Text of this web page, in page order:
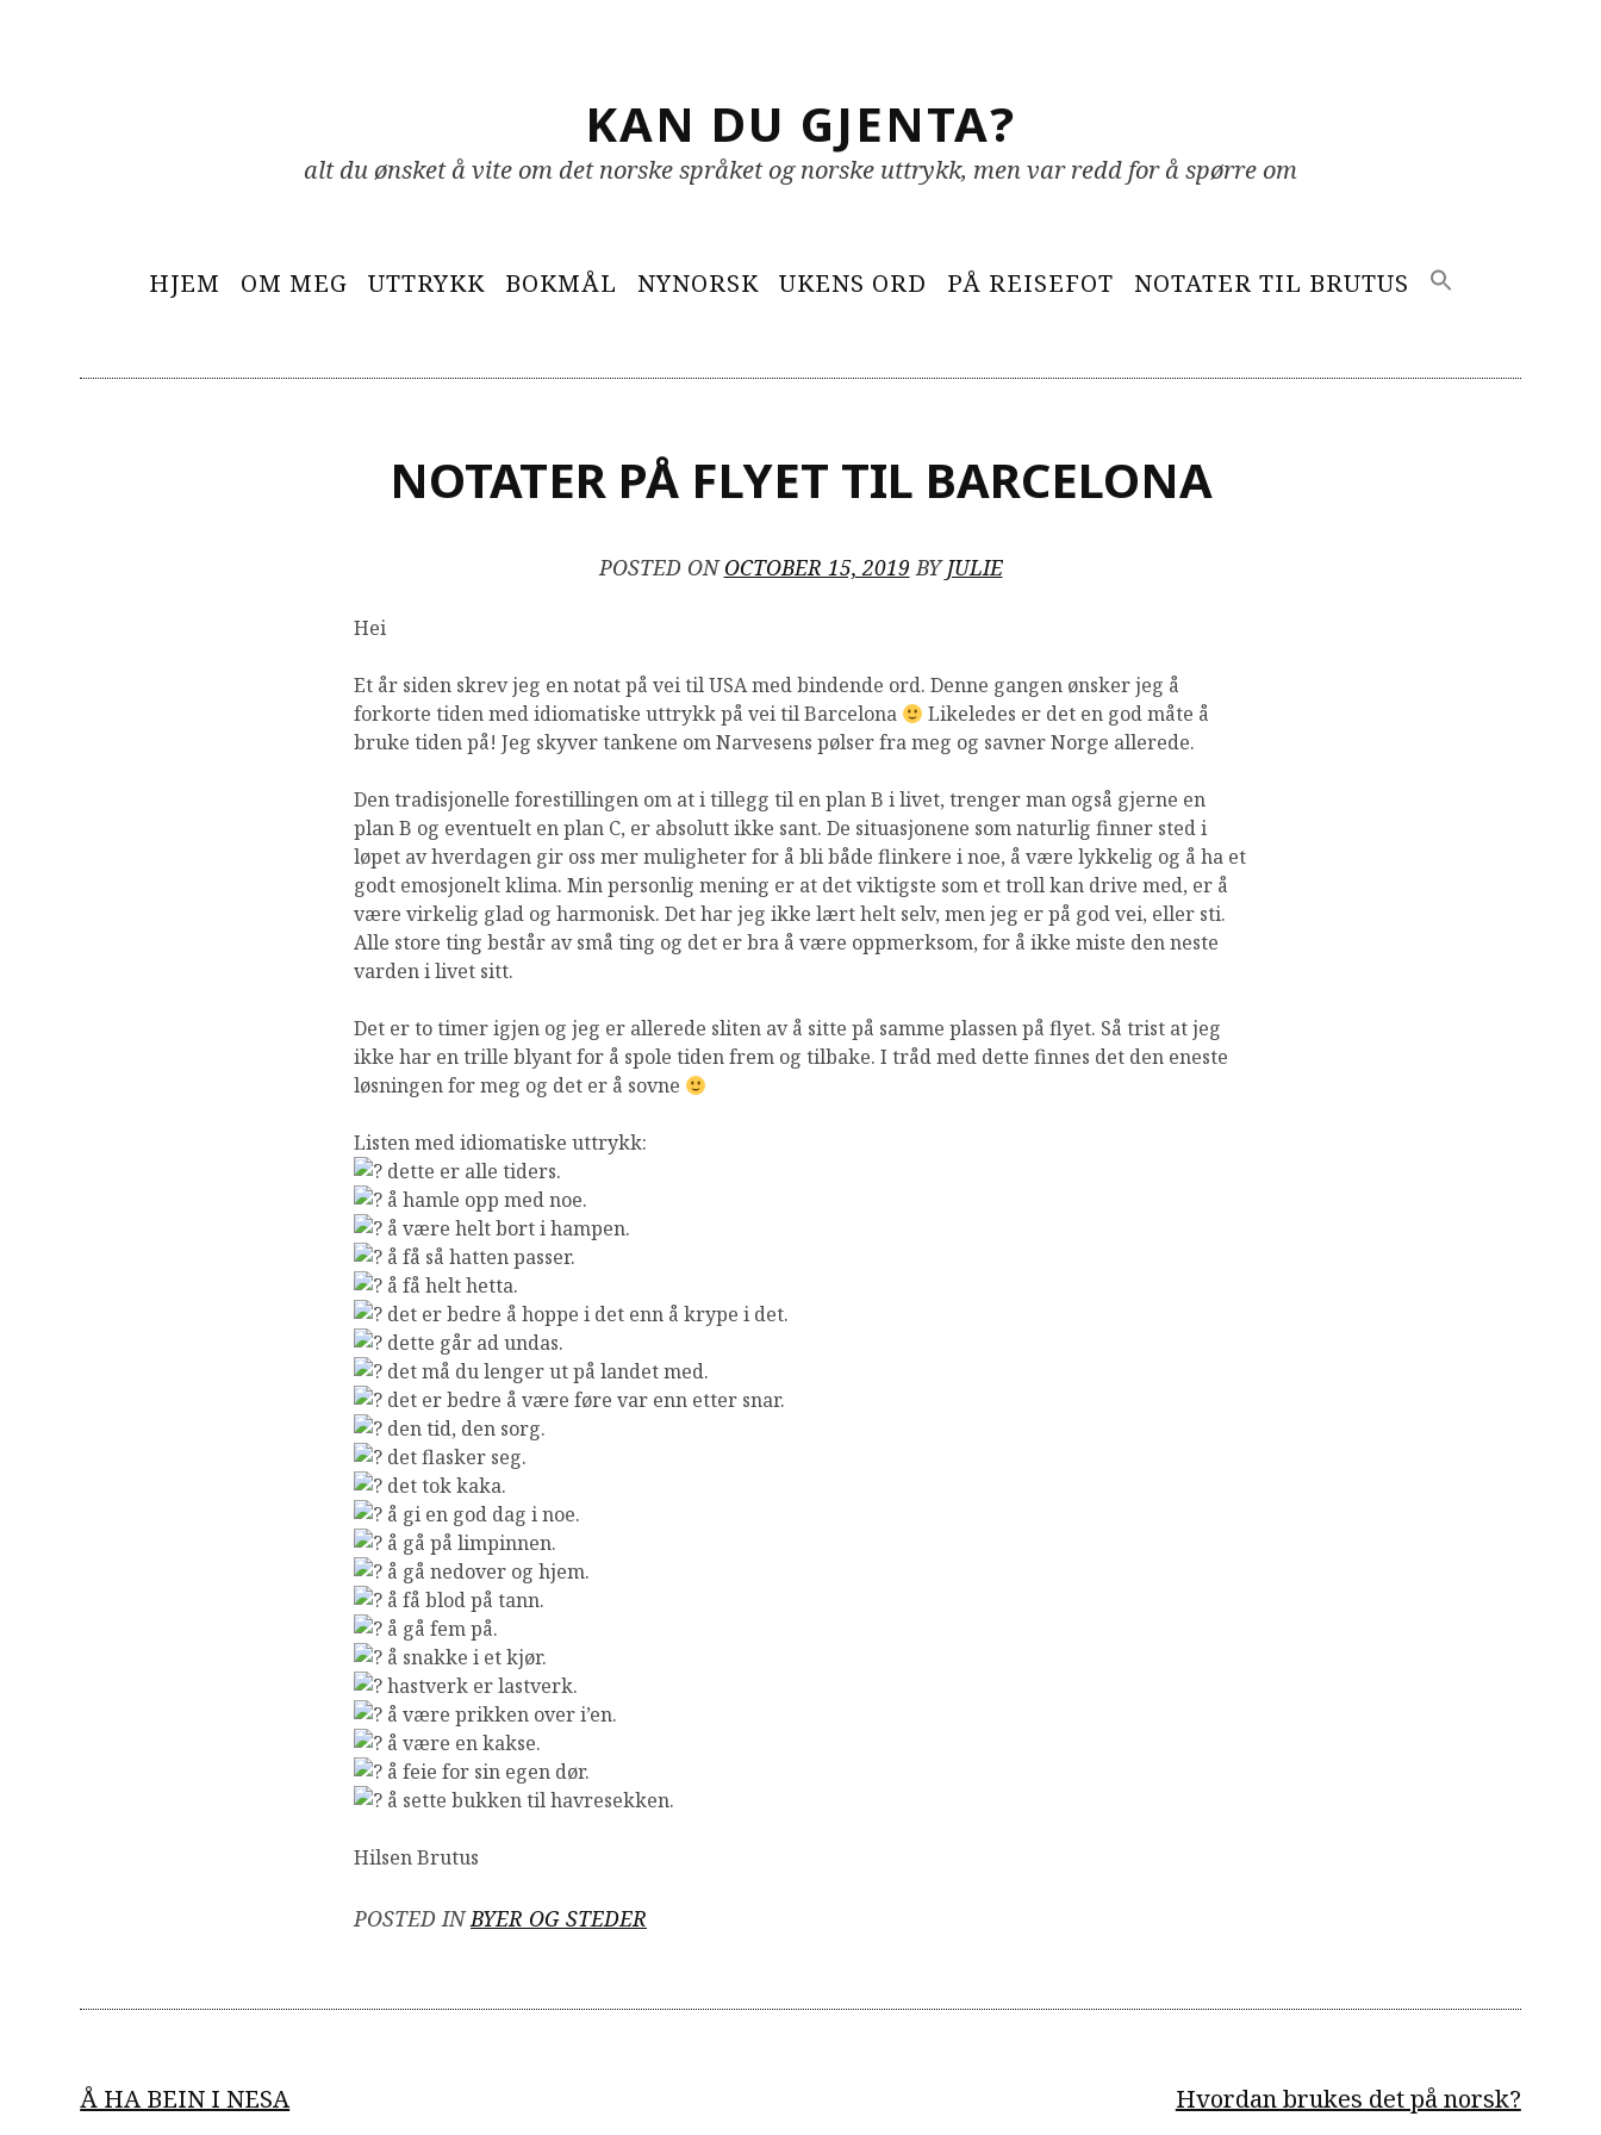
KAN DU GJENTA?
alt du ønsket å vite om det norske språket og norske uttrykk, men var redd for å spørre om
Primary
HJEM OM MEG UTTRYKK BOKMÅL NYNORSK UKENS ORD PÅ REISEFOT NOTATER TIL BRUTUS
NOTATER PÅ FLYET TIL BARCELONA
POSTED ONOCTOBER 15, 2019 BYJULIE
Hei
Et år siden skrev jeg en notat på vei til USA med bindende ord. Denne gangen ønsker jeg å
forkorte tiden med idiomatiske uttrykk på vei til Barcelona
Likeledes er det en god måte å
bruke tiden på! Jeg skyver tankene om Narvesens pølser fra meg og savner Norge allerede.
Den tradisjonelle forestillingen om at i tillegg til en plan B i livet, trenger man også gjerne en
plan B og eventuelt en plan C, er absolutt ikke sant. De situasjonene som naturlig finner sted i
løpet av hverdagen gir oss mer muligheter for å bli både flinkere i noe, å være lykkelig og å ha et
godt emosjonelt klima. Min personlig mening er at det viktigste som et troll kan drive med, er å
være virkelig glad og harmonisk. Det har jeg ikke lært helt selv, men jeg er på god vei, eller sti.
Alle store ting består av små ting og det er bra å være oppmerksom, for å ikke miste den neste
varden i livet sitt.
Det er to timer igjen og jeg er allerede sliten av å sitte på samme plassen på flyet. Så trist at jeg
ikke har en trille blyant for å spole tiden frem og tilbake. I tråd med dette finnes det den eneste
løsningen for meg og det er å sovne
Listen med idiomatiske uttrykk:
dette er alle tiders.
å hamle opp med noe.
å være helt bort i hampen.
å få så hatten passer.
å få helt hetta.
det er bedre å hoppe i det enn å krype i det.
dette går ad undas.
det må du lenger ut på landet med.
det er bedre å være føre var enn etter snar.
den tid, den sorg.
det flasker seg.
det tok kaka.
å gi en god dag i noe.
å gå på limpinnen.
å gå nedover og hjem.
å få blod på tann.
å gå fem på.
å snakke i et kjør.
hastverk er lastverk.
å være prikken over i’en.
å være en kakse.
å feie for sin egen dør.
å sette bukken til havresekken.
Hilsen Brutus
POSTED INBYER OG STEDER
Post
Å HA BEIN I NESA Hvordan brukes det på norsk?